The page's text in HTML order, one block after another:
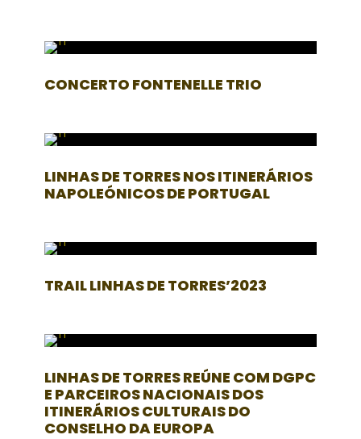
CONCERTO FONTENELLE TRIO
LINHAS DE TORRES NOS ITINERÁRIOS
NAPOLEÓNICOS DE PORTUGAL
TRAIL LINHAS DE TORRES’2023
LINHAS DE TORRES REÚNE COM DGPC
E PARCEIROS NACIONAIS DOS
ITINERÁRIOS CULTURAIS DO
CONSELHO DA EUROPA